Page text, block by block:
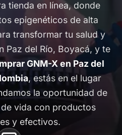
tienda en línea, donde
epigenéticos de alta
transformar tu salud y
Paz del Río, Boyacá, y te
GNM-X en Paz del
, estás en el lugar
la oportunidad de
vida con productos
y efectivos.